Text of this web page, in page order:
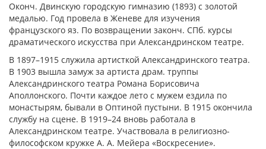
Оконч. Двинскую городскую гимназию (1893) с золотой
медалью. Год провела в Женеве для изучения
французского яз. По возвращении законч. СПб. курсы
драматического искусства при Александринском театре.
В 1897–1915 служила артисткой Александринского театра.
В 1903 вышла замуж за артиста драм. труппы
Александринского театра Романа Борисовича
Аполлонского. Почти каждое лето с мужем ездила по
монастырям, бывали в Оптиной пустыни. В 1915 окончила
службу на сцене. В 1919–24 вновь работала в
Александринском театре. Участвовала в религиозно-
философском кружке А. А. Мейера «Воскресение».